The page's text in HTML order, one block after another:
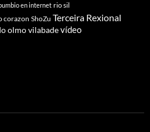
en internet rio sil
corazon ShoZu Terceira Rexional
olmovilabadevídeo